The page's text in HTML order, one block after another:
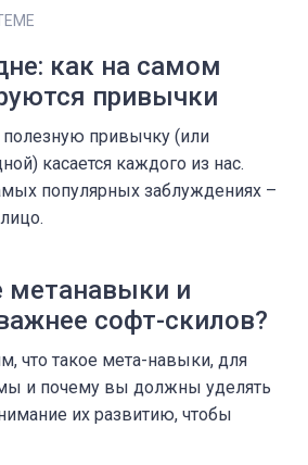
как на самом
привычки
привычку (или
касается каждого из нас.
популярных заблуждениях –
метанавыки и
софт-скилов?
что такое мета-навыки, для
и почему вы должны уделять
их развитию, чтобы